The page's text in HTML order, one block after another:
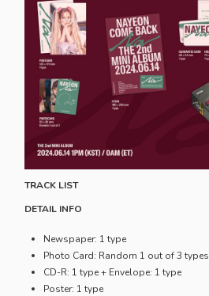
TRACK LIST
DETAIL INFO
Newspaper: 1 type
Photo Card: Random 1 out of 3 types
CD-R: 1 type + Envelope: 1 type
Poster: 1 type